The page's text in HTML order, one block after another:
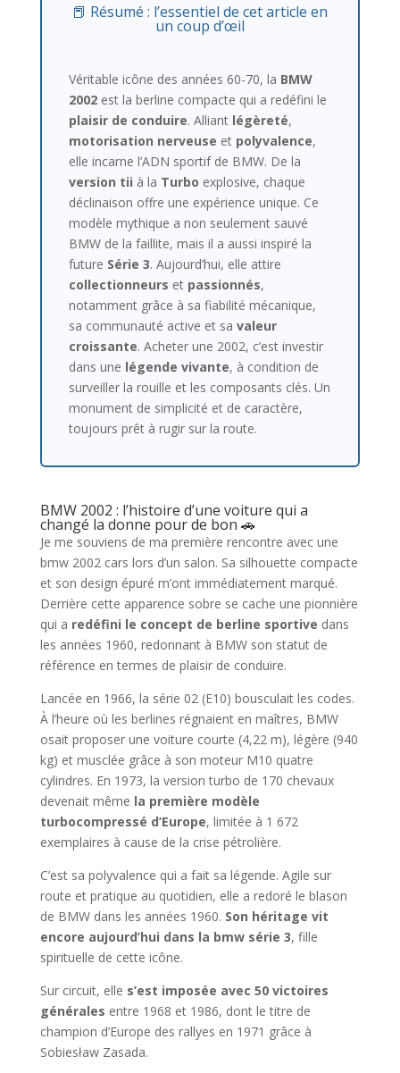
📕 Résumé : l’essentiel de cet article en
un coup d’œil
Véritable icône des années 60-70, la BMW
2002est la berline compacte qui a redéfini le
plaisir de conduire. Alliant légèreté,
motorisation nerveuse et polyvalence,
elle incarne l’ADN sportif de BMW. De la
version tii à la Turbo explosive, chaque
déclinaison offre une expérience unique. Ce
modèle mythique a non seulement sauvé
BMW de la faillite, mais il a aussi inspiré la
future Série 3. Aujourd’hui, elle attire
collectionneurs et passionnés,
notamment grâce à sa fiabilité mécanique,
sa communauté active et sa valeur
croissante. Acheter une 2002, c’est investir
dans une légende vivante, à condition de
surveiller la rouille et les composants clés. Un
monument de simplicité et de caractère,
toujours prêt à rugir sur la route.
BMW 2002 : l’histoire d’une voiture qui a
changé la donne pour de bon 🚗
Je me souviens de ma première rencontre avec une
bmw 2002 cars lors d’un salon. Sa silhouette compacte
et son design épuré m’ont immédiatement marqué.
Derrière cette apparence sobre se cache une pionnière
qui a redéfini le concept de berline sportive dans
les années 1960, redonnant à BMW son statut de
référence en termes de plaisir de conduire.
Lancée en 1966, la série 02 (E10) bousculait les codes.
À l’heure où les berlines régnaient en maîtres, BMW
osait proposer une voiture courte (4,22 m), légère (940
kg) et musclée grâce à son moteur M10 quatre
cylindres. En 1973, la version turbo de 170 chevaux
devenait même la première modèle
turbocompressé d’Europe, limitée à 1 672
exemplaires à cause de la crise pétrolière.
C’est sa polyvalence qui a fait sa légende. Agile sur
route et pratique au quotidien, elle a redoré le blason
de BMW dans les années 1960. Son héritage vit
encore aujourd’hui dans la bmw série 3, fille
spirituelle de cette icône.
Sur circuit, elle s’est imposée avec 50 victoires
générales entre 1968 et 1986, dont le titre de
champion d’Europe des rallyes en 1971 grâce à
Sobiesław Zasada.